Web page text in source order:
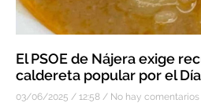
El PSOE de Nájera exige
caldereta popular por el
03/06/2025 12:58 No hay comentarios